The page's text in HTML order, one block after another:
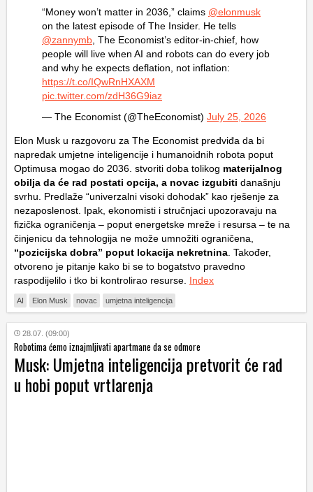
“Money won’t matter in 2036,” claims @elonmusk
on the latest episode of The Insider. He tells
@zannymb , The Economist’s editor-in-chief, how
people will live when AI and robots can do every job
and why he expects deflation, not inflation:
https://t.co/IQwRnHXAXM
pic.twitter.com/zdH36G9iaz
— The Economist (@TheEconomist) July 25, 2026
Elon Musk u razgovoru za The Economist predviđa da bi
napredak umjetne inteligencije i humanoidnih robota poput
Optimusa mogao do 2036. stvoriti doba tolikog materijalnog
obilja da će rad postati opcija, a novac izgubiti današnju
svrhu. Predlaže “univerzalni visoki dohodak” kao rješenje za
nezaposlenost. Ipak, ekonomisti i stručnjaci upozoravaju na
fizička ograničenja – poput energetske mreže i resursa – te na
činjenicu da tehnologija ne može umnožiti ograničena,
“pozicijska dobra” poput lokacija nekretnina . Također,
otvoreno je pitanje kako bi se to bogatstvo pravedno
raspodijelilo i tko bi kontrolirao resurse. Index
AI Elon Musk novac umjetna inteligencija
28.07. (09:00)
Robotima ćemo iznajmljivati apartmane da se odmore
Musk: Umjetna inteligencija pretvorit će rad
u hobi poput vrtlarenja